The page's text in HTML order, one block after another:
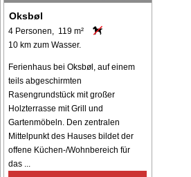
Oksbøl
4 Personen, 119 m²
10 km zum Wasser.
Ferienhaus bei Oksbøl, auf einem
teils abgeschirmten
Rasengrundstück mit großer
Holzterrasse mit Grill und
Gartenmöbeln. Den zentralen
Mittelpunkt des Hauses bildet der
offene Küchen-/Wohnbereich für
das ...